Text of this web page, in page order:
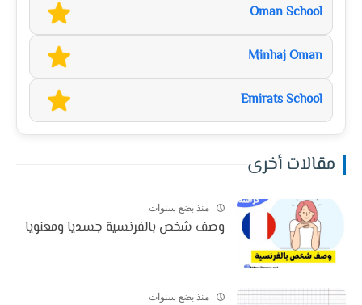
Oman School
Minhaj Oman
Emirats School
مقالات أخرى
منذ بضع سنوات
وصف شخص بالفرنسية جسديا ومعنويا
منذ بضع سنوات